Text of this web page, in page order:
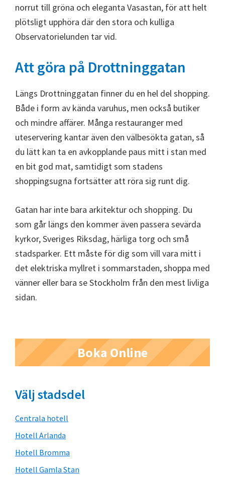
norrut till gröna och eleganta Vasastan, för att helt
plötsligt upphöra där den stora och kulliga
Observatorielunden tar vid.
Att göra på Drottninggatan
Längs Drottninggatan finner du en hel del shopping.
Både i form av kända varuhus, men också butiker
och mindre affärer. Många restauranger med
uteservering kantar även den välbesökta gatan, så
du lätt kan ta en avkopplande paus mitt i stan med
en bit god mat, samtidigt som stadens
shoppingsugna fortsätter att röra sig runt dig.
Gatan har inte bara arkitektur och shopping. Du
som går längs den kommer även passera sevärda
kyrkor, Sveriges Riksdag, härliga torg och små
stadsparker. Ett måste för dig som vill vara mitt i
det elektriska myllret i sommarstaden, shoppa med
vänner eller bara se Stockholm från den mest livliga
sidan.
Primärt
sidofält
Boka Online
Välj stadsdel
Centrala hotell
Hotell Arlanda
Hotell Bromma
Hotell Gamla Stan